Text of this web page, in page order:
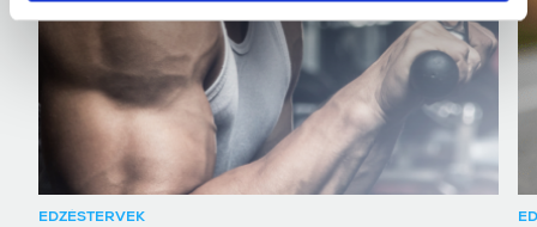
EDZÉSTERVEK